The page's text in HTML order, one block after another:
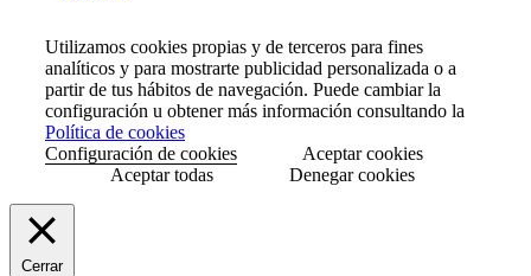
Utilizamos cookies propias y de terceros para fines
analíticos y para mostrarte publicidad personalizada o a
partir de tus hábitos de navegación. Puede cambiar la
configuración u obtener más información consultando la
Política de cookies
Configuración de cookies
Aceptar cookies
Aceptar todas
Denegar cookies
Cerrar